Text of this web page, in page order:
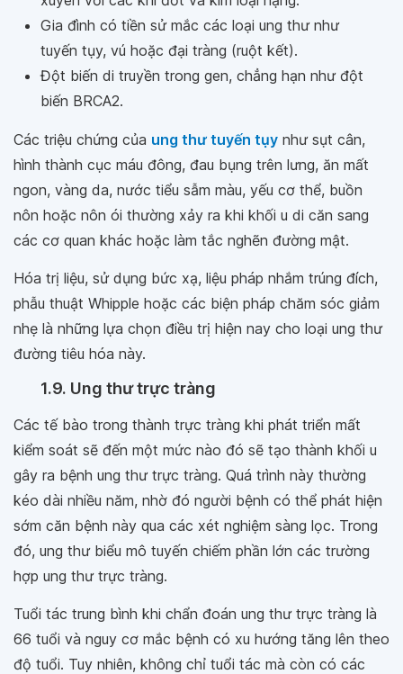
Gia đình có tiền sử mắc các loại ung thư như
tuyến tụy, vú hoặc đại tràng (ruột kết).
Đột biến di truyền trong gen, chẳng hạn như đột
biến BRCA2.
Các triệu chứng của ung thư tuyến tụy như sụt cân,
hình thành cục máu đông, đau bụng trên lưng, ăn mất
ngon, vàng da, nước tiểu sẫm màu, yếu cơ thể, buồn
nôn hoặc nôn ói thường xảy ra khi khối u di căn sang
các cơ quan khác hoặc làm tắc nghẽn đường mật.
Hóa trị liệu, sử dụng bức xạ, liệu pháp nhắm trúng đích,
phẫu thuật Whipple hoặc các biện pháp chăm sóc giảm
nhẹ là những lựa chọn điều trị hiện nay cho loại ung thư
đường tiêu hóa này.
1.9. Ung thư trực tràng
Các tế bào trong thành trực tràng khi phát triển mất
kiểm soát sẽ đến một mức nào đó sẽ tạo thành khối u
gây ra bệnh ung thư trực tràng. Quá trình này thường
kéo dài nhiều năm, nhờ đó người bệnh có thể phát hiện
sớm căn bệnh này qua các xét nghiệm sàng lọc. Trong
đó, ung thư biểu mô tuyến chiếm phần lớn các trường
hợp ung thư trực tràng.
Tuổi tác trung bình khi chẩn đoán ung thư trực tràng là
66 tuổi và nguy cơ mắc bệnh có xu hướng tăng lên theo
độ tuổi. Tuy nhiên, không chỉ tuổi tác mà còn có các